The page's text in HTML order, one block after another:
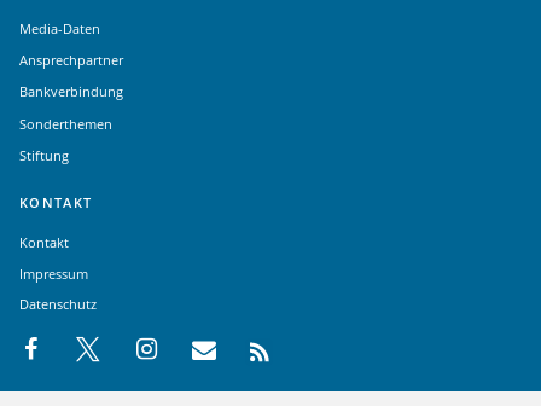
Media-Daten
Ansprechpartner
Bankverbindung
Sonderthemen
Stiftung
KONTAKT
Kontakt
Impressum
Datenschutz